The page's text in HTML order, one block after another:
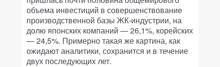
объема инвестиций в совершенствование
производственной базы ЖК-индустрии, на
долю японских компаний — 26,1%, корейских
— 24,5%. Примерно такая же картина, как
ожидают аналитики, сохранится и в течение
двух последующих лет.